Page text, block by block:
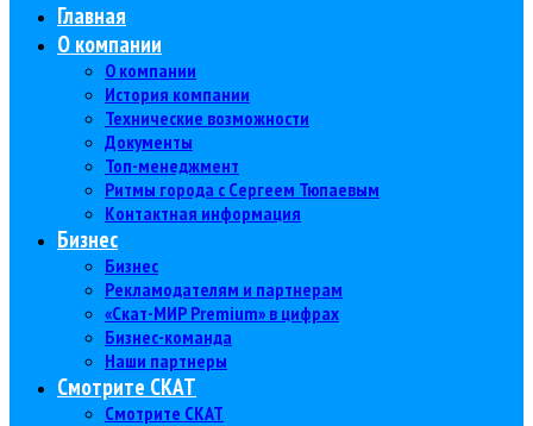
Главная
О компании
О компании
История компании
Технические возможности
Документы
Топ-менеджмент
Ритмы города с Сергеем Тюпаевым
Контактная информация
Бизнес
Бизнес
Рекламодателям и партнерам
«Скат-МИР Premium» в цифрах
Бизнес-команда
Наши партнеры
Смотрите СКАТ
Смотрите СКАТ